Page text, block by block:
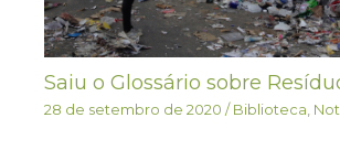
Saiu o Glossário sobre
28 de setembro de 2020/ Biblioteca,